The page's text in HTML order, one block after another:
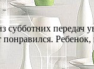
передач
понравился.